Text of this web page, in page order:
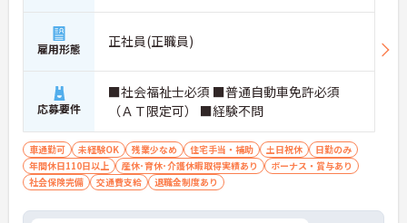
雇用形態 正社員(正職員)
応募要件
■社会福祉士必須 ■普通自動車免許必須
（ＡＴ限定可） ■経験不問
車通勤可 未経験OK 残業少なめ 住宅手当・補助 土日祝休
日勤のみ
年間休日110日以上
産休･育休･介護休暇取得実績あり
ボーナス・賞与あり
社会保険完備
交通費支給 退職金制度あり